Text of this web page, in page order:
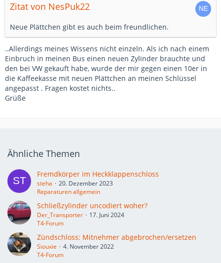
Zitat von NesPuk22
Neue Plättchen gibt es auch beim freundlichen.
..Allerdings meines Wissens nicht einzeln. Als ich nach einem
Einbruch in meinen Bus einen neuen Zylinder brauchte und
den bei VW gekauft habe, wurde der mir gegen einen 10er in
die Kaffeekasse mit neuen Plättchen an meinen Schlüssel
angepasst . Fragen kostet nichts..
Grüße
Ähnliche Themen
Fremdkörper im Heckklappenschloss
steha
20. Dezember 2023
Reparaturen allgemein
Schließzylinder uncodiert woher?
Der_Transporter
17. Juni 2024
T4-Forum
Zündschloss: Mitnehmer abgebrochen/ersetzen
Siouxie
4. November 2022
T4-Forum